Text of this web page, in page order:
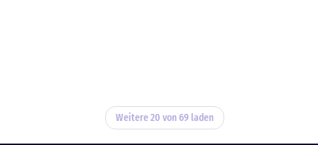
Weitere 20 von 69 laden